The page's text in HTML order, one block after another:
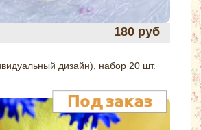
180 руб
дизайн), набор 20 шт.